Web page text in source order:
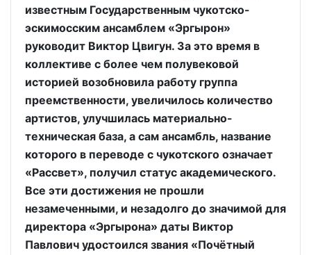
известным Государственным чукотско-
эскимосским ансамблем «Эргырон»
руководит Виктор Цвигун. За это время в
коллективе с более чем полувековой
историей возобновила работу группа
преемственности, увеличилось количество
артистов, улучшилась материально-
техническая база, а сам ансамбль, название
которого в переводе с чукотского означает
«Рассвет», получил статус академического.
Все эти достижения не прошли
незамеченными, и незадолго до значимой для
директора «Эргырона» даты Виктор
Павлович удостоился звания «Почётный